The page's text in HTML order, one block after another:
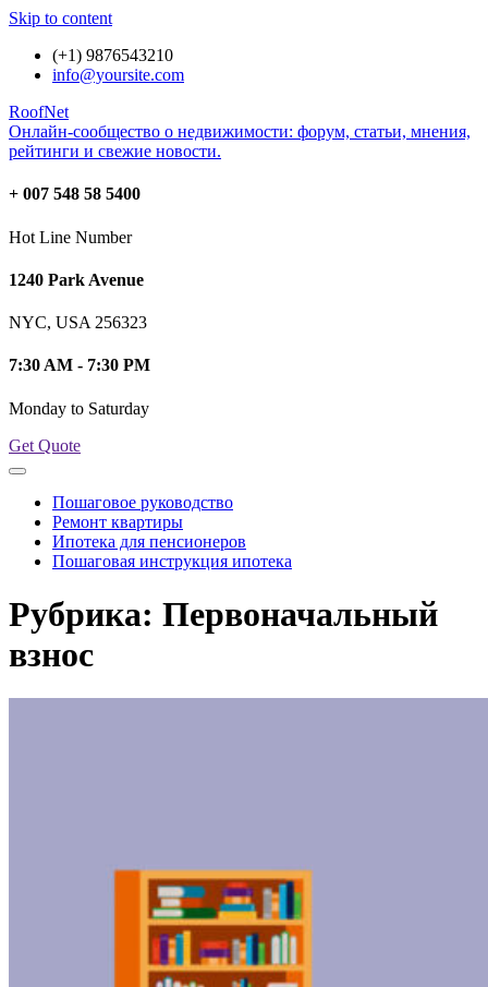
Skip to content
(+1) 9876543210
info@yoursite.com
RoofNet
Онлайн-сообщество о недвижимости: форум, статьи, мнения,
рейтинги и свежие новости.
+ 007 548 58 5400
Hot Line Number
1240 Park Avenue
NYC, USA 256323
7:30 AM - 7:30 PM
Monday to Saturday
Get Quote
Пошаговое руководство
Ремонт квартиры
Ипотека для пенсионеров
Пошаговая инструкция ипотека
Рубрика: Первоначальный
взнос